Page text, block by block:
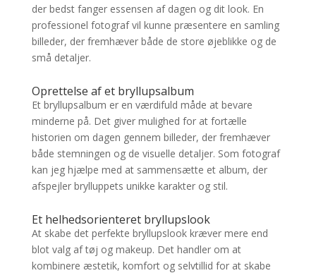
der bedst fanger essensen af dagen og dit look. En
professionel fotograf vil kunne præsentere en samling
billeder, der fremhæver både de store øjeblikke og de
små detaljer.
Oprettelse af et bryllupsalbum
Et bryllupsalbum er en værdifuld måde at bevare
minderne på. Det giver mulighed for at fortælle
historien om dagen gennem billeder, der fremhæver
både stemningen og de visuelle detaljer. Som fotograf
kan jeg hjælpe med at sammensætte et album, der
afspejler brylluppets unikke karakter og stil.
Et helhedsorienteret bryllupslook
At skabe det perfekte bryllupslook kræver mere end
blot valg af tøj og makeup. Det handler om at
kombinere æstetik, komfort og selvtillid for at skabe